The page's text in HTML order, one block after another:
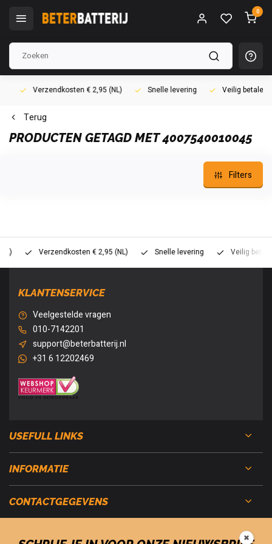
0
Verzendkosten € 2,95 (NL) Snelle levering Veilig betalen
Terug
PRODUCTEN GETAGD MET 4007540010045
Filters
Verzendkosten € 2,95 (NL) Snelle levering Veilig betalen
KLANTENSERVICE
Veelgestelde vragen
010-7142201
support@beterbatterij.nl
+31 6 12202469
USEFULL LINKS
INFORMATIE
CONTACTGEGEVENS
✖